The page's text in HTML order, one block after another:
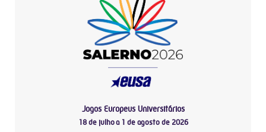
Jogos Europeus Universitários
18 de julho a 1 de agosto de 2026